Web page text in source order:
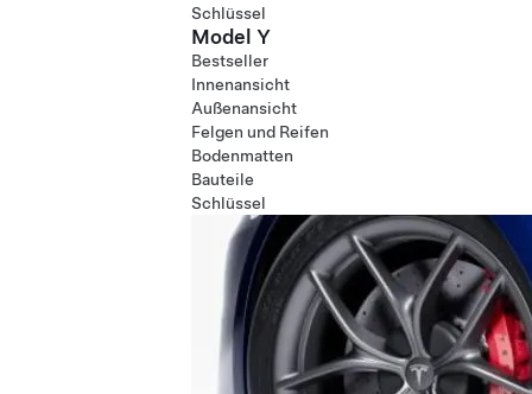
Schlüssel
Model Y
Bestseller
Innenansicht
Außenansicht
Felgen und Reifen
Bodenmatten
Bauteile
Schlüssel